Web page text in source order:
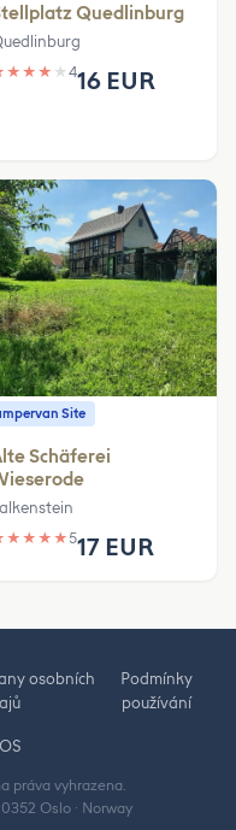
Quedlinburg
★ ★ ★ ★ 416 EUR
Site
Schäferei
★ ★ ★ ★517 EUR
osobních
Podmínky
používání
práva vyhrazena.
Oslo · Norway